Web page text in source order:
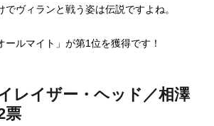
でヴィランと戦う姿は伝説ですよね。
ールマイト」が第1位を獲得です！
レイザー・ヘッド／相澤